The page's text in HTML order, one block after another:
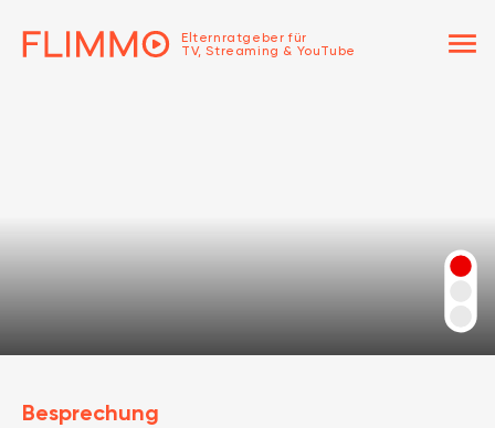
Elternratgeber für
TV, Streaming & YouTube
menu
Besprechung